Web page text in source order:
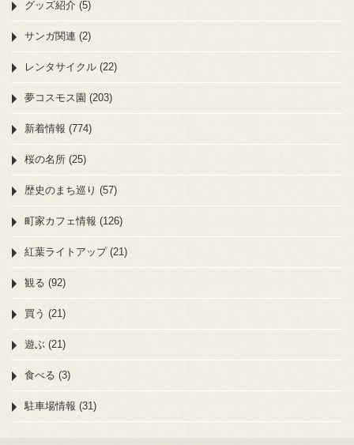
グッズ紹介 (5)
サンガ関連 (2)
レンタサイクル (22)
夢コスモス園 (203)
新着情報 (774)
桜の名所 (25)
歴史のまち巡り (57)
町家カフェ情報 (126)
紅葉ライトアップ (21)
観る (92)
買う (21)
遊ぶ (21)
食べる (3)
駐車場情報 (31)